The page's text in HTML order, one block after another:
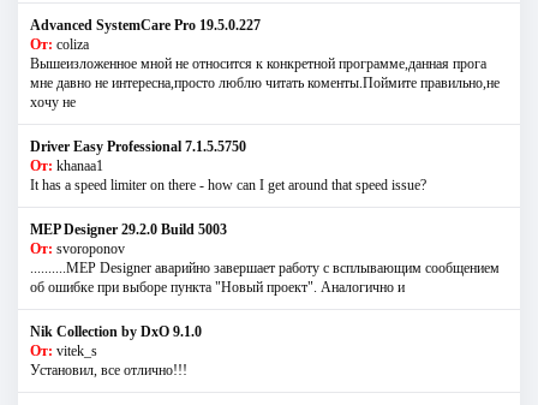
Advanced SystemCare Pro 19.5.0.227
От: coliza
Вышеизложенное мной не относится к конкретной программе,данная прога
мне давно не интересна,просто люблю читать коменты.Поймите правильно,не
хочу не
Driver Easy Professional 7.1.5.5750
От: khanaa1
It has a speed limiter on there - how can I get around that speed issue?
MEP Designer 29.2.0 Build 5003
От: svoroponov
..........MEP Designer аварийно завершает работу с всплывающим сообщением
об ошибке при выборе пункта "Новый проект". Аналогично и
Nik Collection by DxO 9.1.0
От: vitek_s
Установил, все отлично!!!